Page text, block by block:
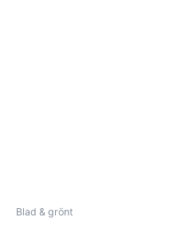
Blad & grönt